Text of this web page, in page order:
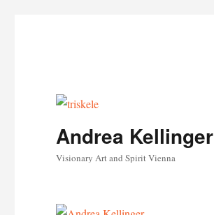
Andrea Kellinger
Visionary Art and Spirit Vienna